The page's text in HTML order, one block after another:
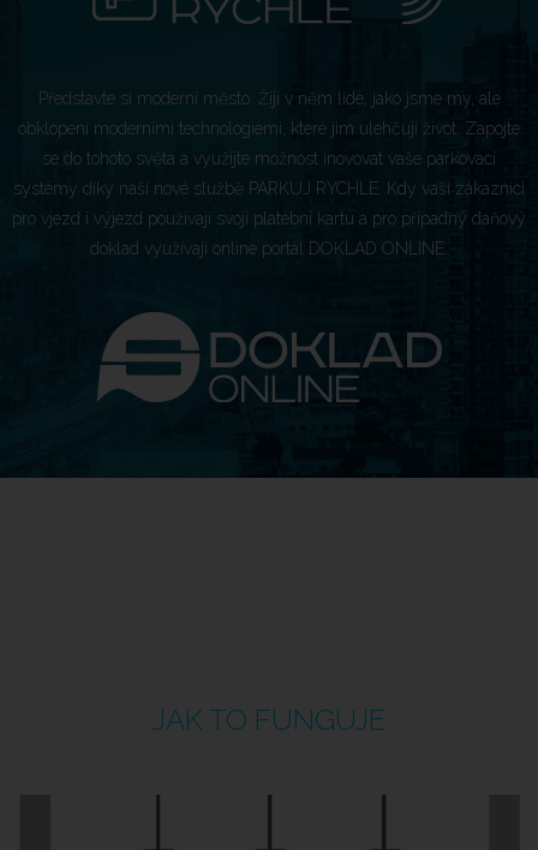
Představte si moderní město. Žijí v něm lidé, jako jsme my, ale
obklopeni moderními technologiemi, které jim ulehčují život. Zapojte
se do tohoto světa a využijte možnost inovovat vaše parkovací
systémy díky naší nové službě PARKUJ RYCHLE. Kdy vaši zákazníci
pro vjezd i výjezd používají svoji platební kartu a pro případný daňový
doklad využívají online portál DOKLAD ONLINE.
JAK TO FUNGUJE